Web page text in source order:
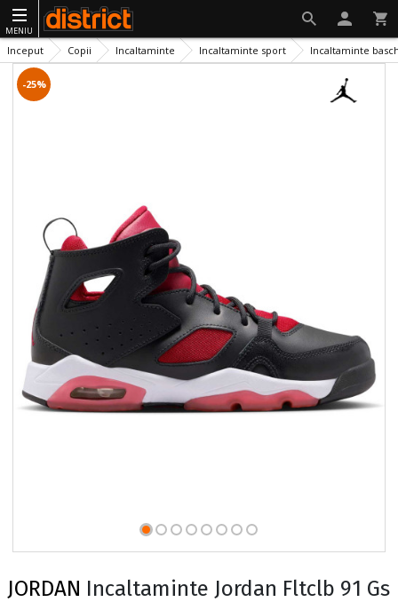
MENIU
Inceput Copii Incaltaminte Incaltaminte sport Incaltaminte
-25%
JORDAN Incaltaminte Jordan Fltclb 91 Gs